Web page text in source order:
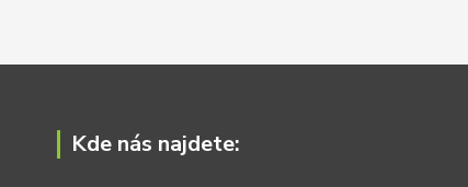
Kde nás najdete: